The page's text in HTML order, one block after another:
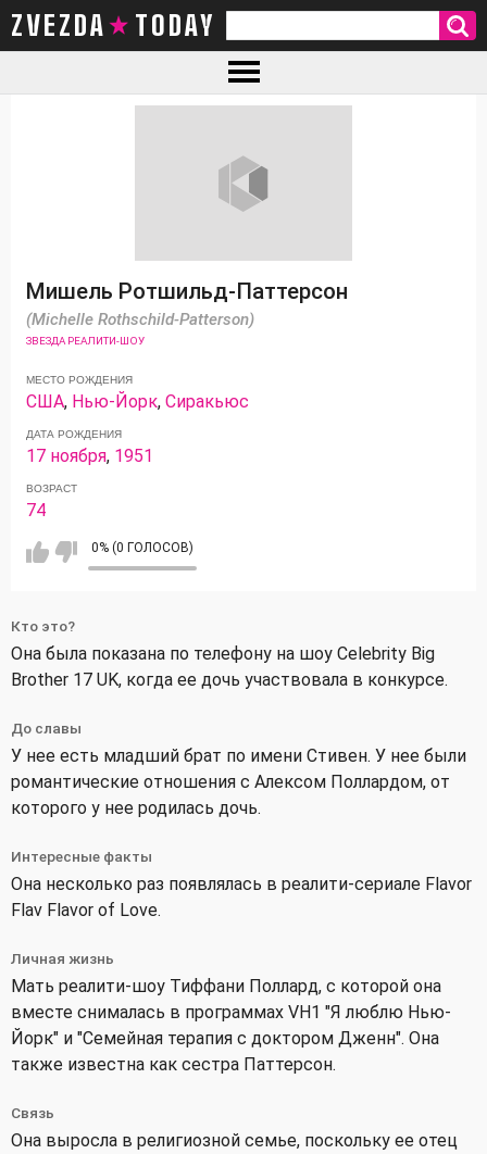
ZVEZDA TODAY
Мишель Ротшильд-Паттерсон
(Michelle Rothschild-Patterson)
ЗВЕЗДА РЕАЛИТИ-ШОУ
МЕСТО РОЖДЕНИЯ
США, Нью-Йорк,Сиракьюс
ДАТА РОЖДЕНИЯ
17 ноября, 1951
ВОЗРАСТ
74
0% (0 ГОЛОСОВ)
Кто это?
Она была показана по телефону на шоу Celebrity Big
Brother 17 UK, когда ее дочь участвовала в конкурсе.
До славы
У нее есть младший брат по имени Стивен. У нее были
романтические отношения с Алексом Поллардом, от
которого у нее родилась дочь.
Интересные факты
Она несколько раз появлялась в реалити-сериале Flavor
Flav Flavor of Love.
Личная жизнь
Мать реалити-шоу Тиффани Поллард, с которой она
вместе снималась в программах VH1 "Я люблю Нью-
Йорк" и "Семейная терапия с доктором Дженн". Она
также известна как сестра Паттерсон.
Связь
Она выросла в религиозной семье, поскольку ее отец